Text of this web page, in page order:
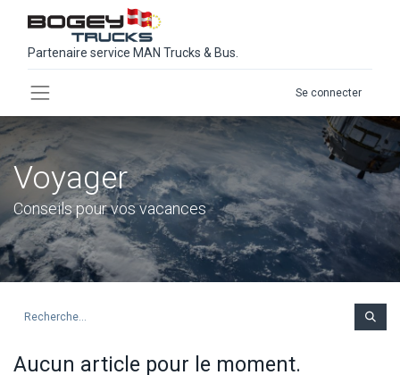
Partenaire service MAN Trucks & Bus.
Se connecter
Voyager
Conseils pour vos vacances
Aucun article pour le moment.